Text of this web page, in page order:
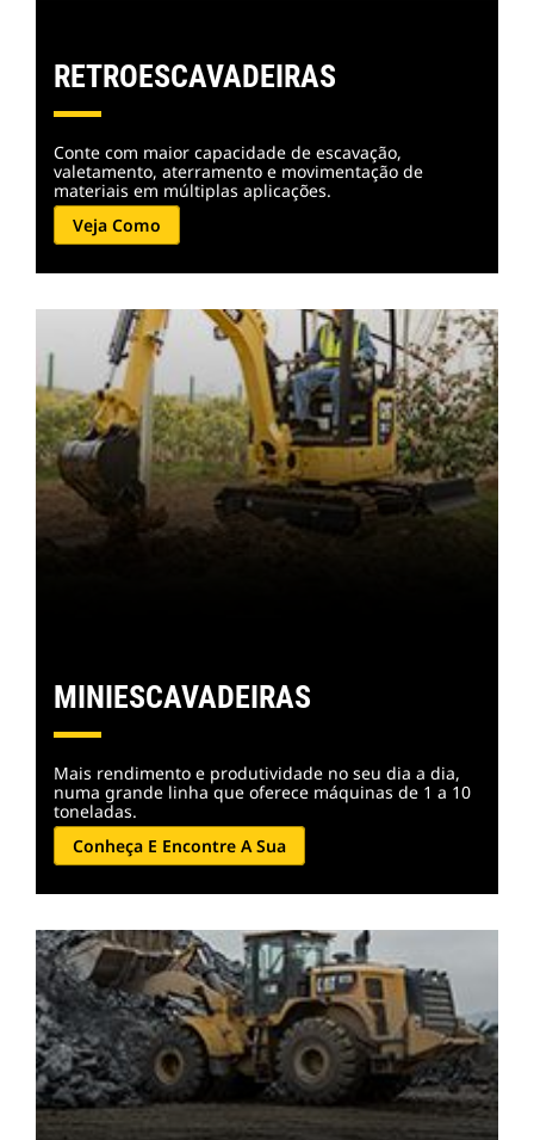
RETROESCAVADEIRAS
Conte com maior capacidade de escavação,
valetamento, aterramento e movimentação de
materiais em múltiplas aplicações.
Veja Como
MINIESCAVADEIRAS
Mais rendimento e produtividade no seu dia a dia,
numa grande linha que oferece máquinas de 1 a 10
toneladas.
Conheça E Encontre A Sua